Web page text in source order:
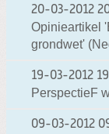
20-03-2012
Opinieartikel
grondwet'
19-03-2012
PerspectieF
09-03-2012